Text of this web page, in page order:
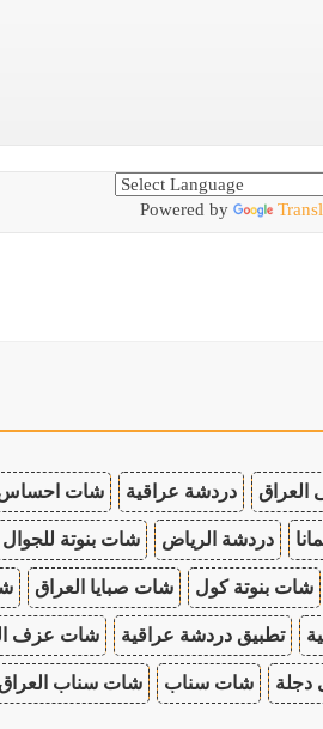
Powered by
دردشة عراقية شات
دردشة الرياض شات بنوتة للجوال
شات بنوتة كول شات صبايا العراق
تطبيق دردشة عراقية شات عزف
دجلة شات سناب شات سناب العراق